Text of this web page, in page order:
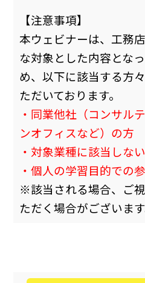
【注意事項】
本ウェビナーは、工務
な対象とした内容とな
め、以下に該当する方
ただいております。
・同業他社（コンサル
ンオフィスなど）の方
・対象業種に該当しな
・個人の学習目的での
※該当される場合、ご
ただく場合がございます